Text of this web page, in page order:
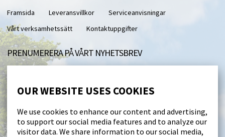
OUR WEBSITE USES COOKIES
We use cookies to enhance our content and advertising,
to support our social media features and to analyze our
visitor data. We share information to our social media,
Framsida Leveransvillkor
Serviceanvisningar
Vårt verksamhetssätt
Kontaktuppgifter
PRENUMERERA PÅ VÅRT NYHETSBREV
Beställ